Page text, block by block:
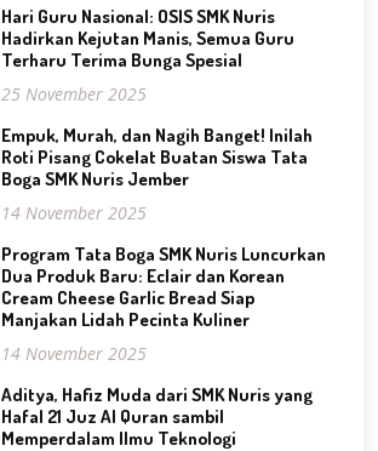
Hari Guru Nasional: OSIS SMK Nuris
Hadirkan Kejutan Manis, Semua Guru
Terharu Terima Bunga Spesial
25 November 2025
Empuk, Murah, dan Nagih Banget! Inilah
Roti Pisang Cokelat Buatan Siswa Tata
Boga SMK Nuris Jember
14 November 2025
Program Tata Boga SMK Nuris Luncurkan
Dua Produk Baru: Eclair dan Korean
Cream Cheese Garlic Bread Siap
Manjakan Lidah Pecinta Kuliner
14 November 2025
Aditya, Hafiz Muda dari SMK Nuris yang
Hafal 21 Juz Al Quran sambil
Memperdalam Ilmu Teknologi